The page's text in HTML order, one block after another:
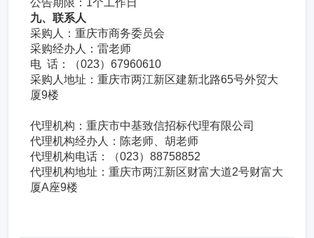
公告期限：1个工作日
九、联系人
采购人：重庆市商务委员会
采购经办人：雷老师
电  话：（023）67960610
采购人地址：重庆市两江新区建新北路65号外贸大
厦9楼
代理机构：重庆市中基致信招标代理有限公司
代理机构经办人：陈老师、胡老师
代理机构电话：（023）88758852
代理机构地址：重庆市两江新区财富大道2号财富大
厦A座9楼